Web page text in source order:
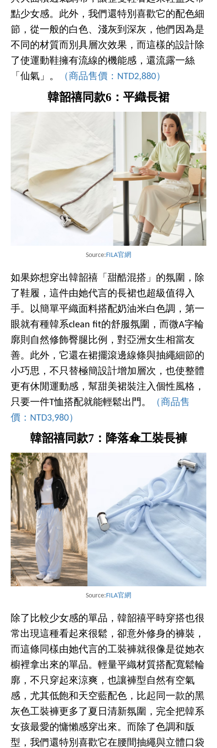
點少女感。此外，我們還特別喜歡它的配色細
節，從一般的白色、淺灰到深灰，他們因為是
不同的材質而別具層次效果，而這樣的設計除
了使運動鞋擁有流線的機能感，還流露一絲
「仙氣」。
（商品售價：NTD2,880）
韓韶禧同款6：平織長裙
Source:FILA官網
如果妳想穿出韓韶禧「甜酷混搭」的氛圍，除
了鞋履，這件由她代言的長裙也超級值得入
手。以簡單平織面料搭配奶油米白色調，第一
眼就有種韓系clean fit的舒服氛圍，而微A字輪
廓則自然修飾臀腿比例，對亞洲女生相當友
善。此外，它還在裙擺滾邊線條與抽繩細節的
小巧思，不只替極簡設計增加層次，也使整體
更有休閒運動感，幫甜美裙裝注入個性風格，
只要一件T恤搭配就能輕鬆出門。
（商品售
價：NTD3,980）
韓韶禧同款7：降落傘工裝長褲
Source:FILA官網
除了比較少女感的單品，韓韶禧平時穿搭也很
常出現這種看起來很鬆，卻意外修身的褲裝，
而這條同樣由她代言的工裝褲就很像是從她衣
櫥裡拿出來的單品。輕量平織材質搭配寬鬆輪
廓，不只穿起來涼爽，也讓褲型自然有空氣
感，尤其低飽和天空藍配色，比起同一款的黑
灰色工裝褲更多了夏日清新氛圍，完全把韓系
女孩最愛的慵懶感穿出來。而除了色調和版
型，我們還特別喜歡它在腰間抽繩與立體口袋